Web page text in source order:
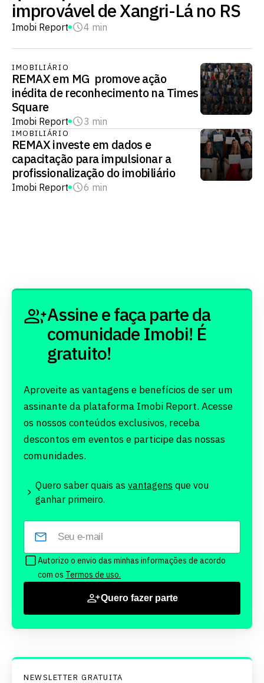
improvável de Xangri-Lá no RS
Imobi Report 4 min
IMOBILIÁRIO
REMAX em MG promove ação
inédita de reconhecimento na Times
Square
Imobi Report 3 min
IMOBILIÁRIO
REMAX investe em dados e
capacitação para impulsionar a
profissionalização do imobiliário
Imobi Report 6 min
Assine e faça parte da
comunidade Imobi! É
gratuito!
Aproveite as vantagens e benefícios de ser um
assinante da plataforma Imobi Report. Acesse
os nossos conteúdos exclusivos, receba
descontos em eventos e participe das nossas
comunidades.
Quero saber quais as vantagens que vou
ganhar primeiro.
Autorizo o envio das minhas informações de acordo
com os Termos de uso.
Quero fazer parte
NEWSLETTER GRATUITA